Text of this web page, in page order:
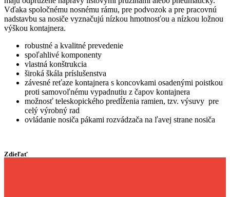
Vďaka spoločnému nosnému rámu, pre podvozok a pre pracovnú
nadstavbu sa nosiče vyznačujú nízkou hmotnosťou a nízkou ložnou
výškou kontajnera.
robustné a kvalitné prevedenie
spoľahlivé komponenty
vlastná konštrukcia
široká škála príslušenstva
závesné reťaze kontajnera s koncovkami osadenými poistkou
proti samovoľnému vypadnutiu z čapov kontajnera
možnosť teleskopického predĺženia ramien, tzv. výsuvy pre
celý výrobný rad
ovládanie nosiča pákami rozvádzača na ľavej strane nosiča
Zdieľať